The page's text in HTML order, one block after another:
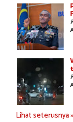
Lihat seterusnya »